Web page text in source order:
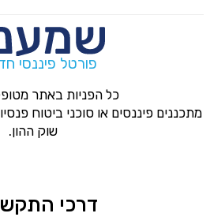
פורטל פיננסי
כל הפניות באתר
מתכננים פיננסים או סוכני ביטוח
שוק ההון.
דרכי